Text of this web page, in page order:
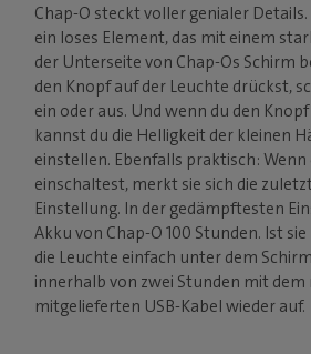
Chap-O steckt voller genialer Details.
ein loses Element, das mit einem
der Unterseite von Chap-Os Schirm
den Knopf auf der Leuchte drückst,
ein oder aus. Und wenn du den
kannst du die Helligkeit der kleinen
einstellen. Ebenfalls praktisch: Wenn
einschaltest, merkt sie sich die
Einstellung. In der gedämpftesten
Akku von Chap-O 100 Stunden. Ist
die Leuchte einfach unter dem
innerhalb von zwei Stunden mit
mitgelieferten USB-Kabel wieder auf.